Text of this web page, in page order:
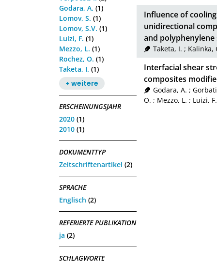
Godara, A. (1)
Lomov, S. (1)
Lomov, S.V. (1)
Luizi, F. (1)
Mezzo, L. (1)
Rochez, O. (1)
Taketa, I. (1)
+ weitere
ERSCHEINUNGSJAHR
2020 (1)
2010 (1)
DOKUMENTTYP
Zeitschriftenartikel (2)
SPRACHE
Englisch (2)
REFERIERTE PUBLIKATION
ja (2)
SCHLAGWORTE
Influence of
unidirectional
and
Taketa, I. ; Kalinka,
Interfacial shear
composites
Godara, A. ;
O. ; Mezzo, L. ; Luizi, F.